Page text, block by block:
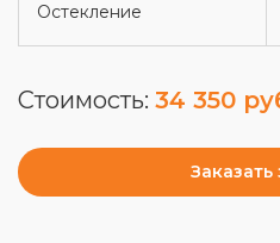
Остекление
Стоимость: 34 350
Заказать